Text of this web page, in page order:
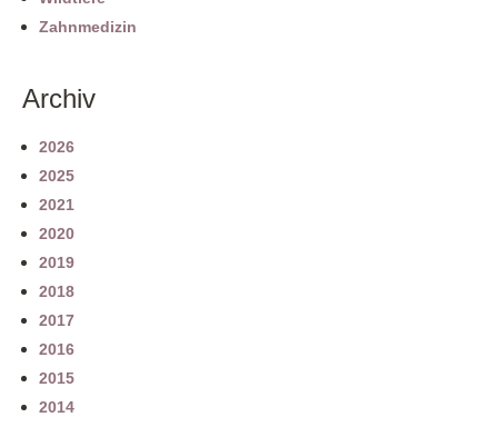
Zahnmedizin
Archiv
2026
2025
2021
2020
2019
2018
2017
2016
2015
2014